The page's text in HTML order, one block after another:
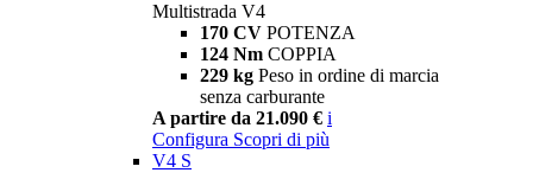
Multistrada V4
170 CV POTENZA
124 Nm COPPIA
229 kg Peso in ordine di marcia
senza carburante
A partire da 21.090 € i
Configura Scopri di più
V4 S